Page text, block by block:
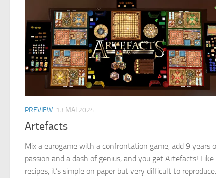
PREVIEW 13 MAI 2024
Artefacts
Mix a eurogame with a confrontation game, add 9 years
passion and a dash of genius, and you get Artefacts! Like
recipes, it’s simple on paper but very difficult to